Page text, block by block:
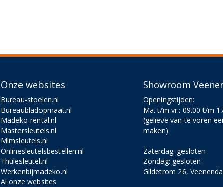
Onze websites
Bureau-stoelen.nl
Bureaubladopmaat.nl
Madeko-rental.nl
Mastersleutels.nl
Mlmsleutels.nl
Onlinesleutelsbestellen.nl
Thulesleutel.nl
Werkenbijmadeko.nl
Al onze websites
Showroom
Openingstijden:
Ma. t/m vr.: 09.00 t/m
(gelieve van te voren
maken)
Zaterdag: gesloten
Zondag: gesloten
Gildetrom 26,